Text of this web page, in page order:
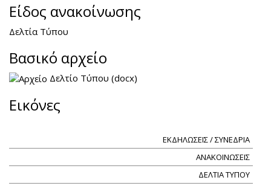
Είδος ανακοίνωσης
Δελτία Τύπου
Βασικό αρχείο
Δελτίο Τύπου (docx)
Εικόνες
ΕΚΔΗΛΩΣΕΙΣ / ΣΥΝΕΔΡΙΑ
ΑΝΑΚΟΙΝΩΣΕΙΣ
ΔΕΛΤΙΑ ΤΥΠΟΥ